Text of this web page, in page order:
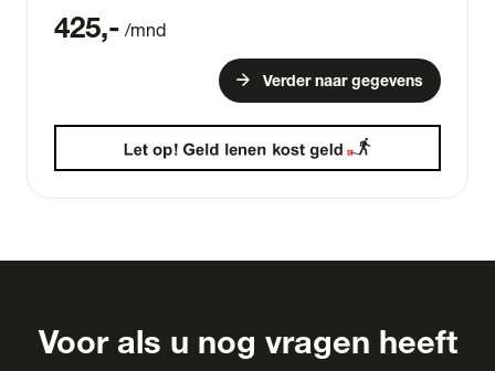
425,- /mnd
arrow_forward Verder naar gegevens
Voor als u nog vragen heeft